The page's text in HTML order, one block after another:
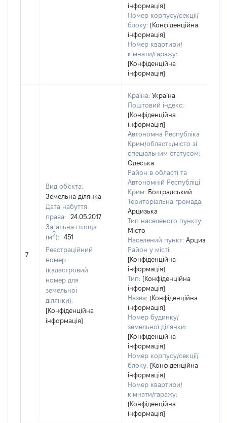
інформація]
Номер корпусу/секції/
блоку: [Конфіденційна
інформація]
Номер квартири/
кімнати/гаражу:
[Конфіденційна
інформація]
7
Вид об'єкта:
Земельна ділянка
Дата набуття
права:
24.05.2017
Загальна площа
(м2):
451
Реєстраційний
номер
(кадастровий
номер для
земельної
ділянки):
[Конфіденційна
інформація]
Країна: Україна
Поштовий індекс:
[Конфіденційна
інформація]
Автономна Республіка
Крим/область/місто зі
спеціальним статусом:
Одеська
Район в області та
Автономній Республіці
Крим: Болградський
Територіальна громада:
Арцизька
Тип населеного пункту:
Місто
Населений пункт: Арциз
Район у місті:
[Конфіденційна
інформація]
Тип: [Конфіденційна
інформація]
Назва: [Конфіденційна
інформація]
Номер будинку/
земельної ділянки:
[Конфіденційна
інформація]
Номер корпусу/секції/
блоку: [Конфіденційна
інформація]
Номер квартири/
кімнати/гаражу:
[Конфіденційна
інформація]